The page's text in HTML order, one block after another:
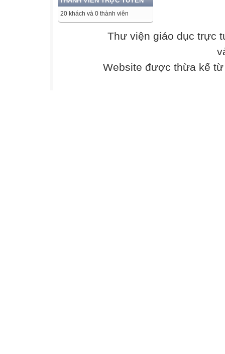
20 khách và 0 thành viên
Thư viện giáo dục trực
Website được thừa kế